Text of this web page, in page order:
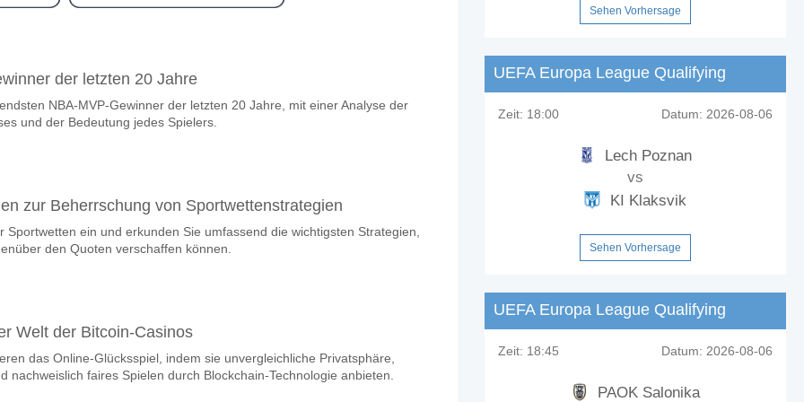
United FC v Midlands Wanderers 06 May 2026 14:00.
zwischen dem zu gewinnen ist Gomora United FC v Midlands Wanderers?
Spiel punkten Gomora United FC v Midlands Wanderers?
mit einem Prozentsatz von 62%.
Gomora United FC v Midlands Wanderers?
der letzten 20 Jahre
NBA-MVP-Gewinner der letzten 20 Jahre, mit einer Analyse der
und der Bedeutung jedes Spielers.
zur Beherrschung von Sportwettenstrategien
Sportwetten ein und erkunden Sie umfassend die wichtigsten Strategien,
den Quoten verschaffen können.
Welt der Bitcoin-Casinos
das Online-Glücksspiel, indem sie unvergleichliche Privatsphäre,
nachweislich faires Spielen durch Blockchain-Technologie anbieten.
Sehen Vorhersage
UEFA Europa League Qualifying
Zeit: 18:00 Datum: 2026-08-06
Lech Poznan
vs
KI Klaksvik
Sehen Vorhersage
UEFA Europa League Qualifying
Zeit: 18:45 Datum: 2026-08-06
PAOK Salonika